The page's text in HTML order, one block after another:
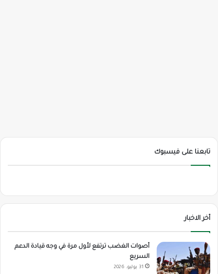
تابعنا على فيسبوك
أخر الاخبار
أصوات الغضب ترتفع لأول مرة في وجه قيادة الدعم
السريع
31 يوليو، 2026